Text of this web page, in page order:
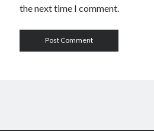
the next time I comment.